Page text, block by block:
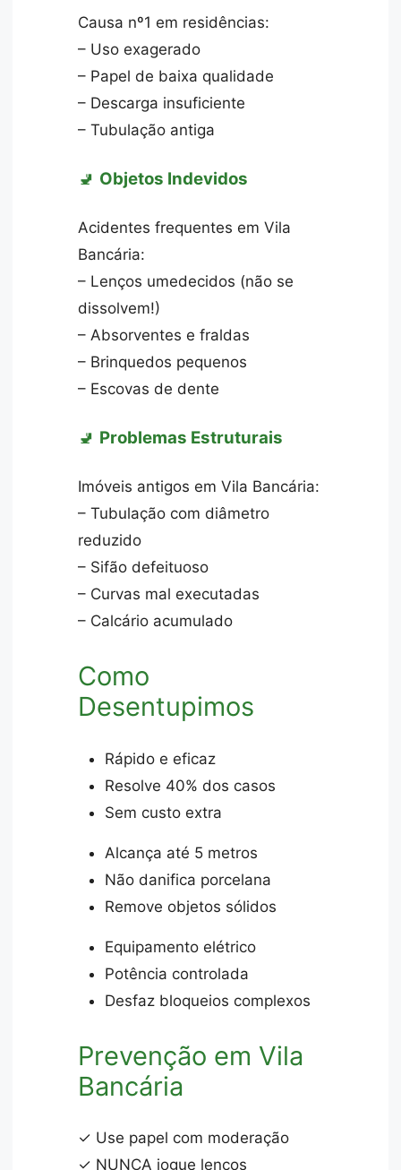
Causa nº1 em residências:
– Uso exagerado
– Papel de baixa qualidade
– Descarga insuficiente
– Tubulação antiga
🚽 Objetos Indevidos
Acidentes frequentes em Vila
Bancária:
– Lenços umedecidos (não se
dissolvem!)
– Absorventes e fraldas
– Brinquedos pequenos
– Escovas de dente
🚽 Problemas Estruturais
Imóveis antigos em Vila Bancária:
– Tubulação com diâmetro
reduzido
– Sifão defeituoso
– Curvas mal executadas
– Calcário acumulado
Como
Desentupimos
Rápido e eficaz
Resolve 40% dos casos
Sem custo extra
Alcança até 5 metros
Não danifica porcelana
Remove objetos sólidos
Equipamento elétrico
Potência controlada
Desfaz bloqueios complexos
Prevenção em Vila
Bancária
✓ Use papel com moderação
✓ NUNCA jogue lenços